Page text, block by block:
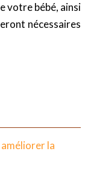
votre bébé, ainsi
nécessaires
la